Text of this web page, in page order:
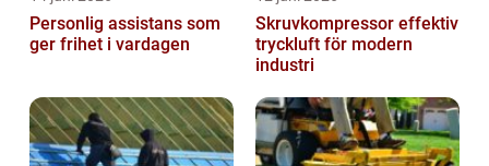
Personlig assistans som
ger frihet i vardagen
Skruvkompressor effektiv
tryckluft för modern
industri